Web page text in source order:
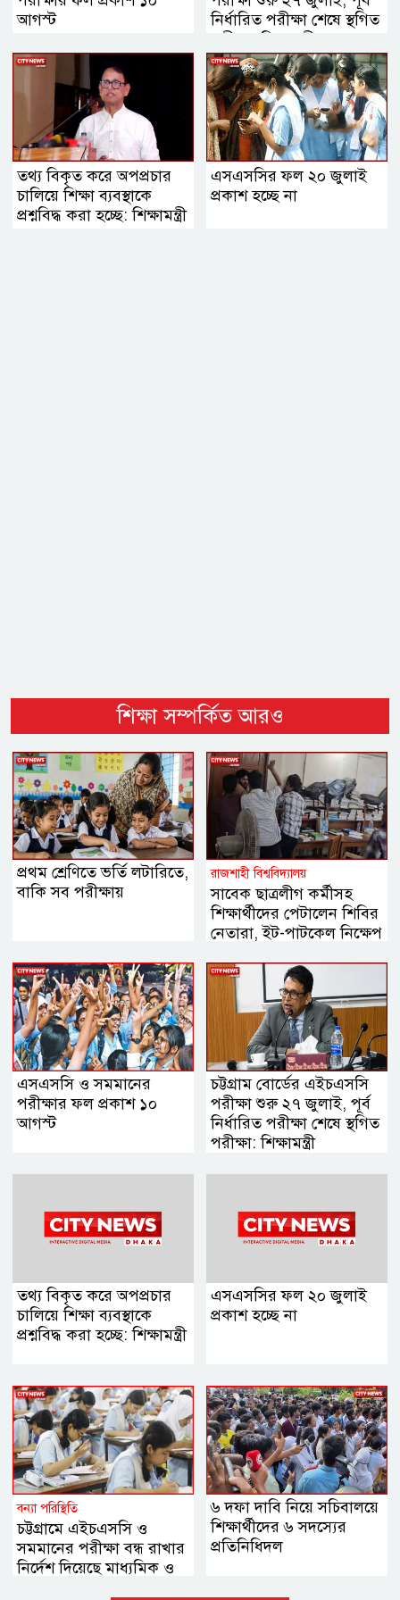
আগস্ট
নির্ধারিত পরীক্ষা শেষে স্থগিত
পরীক্ষা: শিক্ষামন্ত্রী
তথ্য বিকৃত করে অপপ্রচার
চালিয়ে শিক্ষা ব্যবস্থাকে
প্রশ্নবিদ্ধ করা হচ্ছে: শিক্ষামন্ত্রী
এসএসসির ফল ২০ জুলাই
প্রকাশ হচ্ছে না
শিক্ষা সম্পর্কিত আরও
প্রথম শ্রেণিতে ভর্তি লটারিতে,
বাকি সব পরীক্ষায়
রাজশাহী বিশ্ববিদ্যালয়
সাবেক ছাত্রলীগ কর্মীসহ
শিক্ষার্থীদের পেটালেন শিবির
নেতারা, ইট-পাটকেল নিক্ষেপ
এসএসসি ও সমমানের
পরীক্ষার ফল প্রকাশ ১০
আগস্ট
চট্টগ্রাম বোর্ডের এইচএসসি
পরীক্ষা শুরু ২৭ জুলাই, পূর্ব
নির্ধারিত পরীক্ষা শেষে স্থগিত
পরীক্ষা: শিক্ষামন্ত্রী
তথ্য বিকৃত করে অপপ্রচার
চালিয়ে শিক্ষা ব্যবস্থাকে
প্রশ্নবিদ্ধ করা হচ্ছে: শিক্ষামন্ত্রী
এসএসসির ফল ২০ জুলাই
প্রকাশ হচ্ছে না
বন্যা পরিস্থিতি
চট্টগ্রামে এইচএসসি ও
সমমানের পরীক্ষা বন্ধ রাখার
নির্দেশ দিয়েছে মাধ্যমিক ও
৬ দফা দাবি নিয়ে সচিবালয়ে
শিক্ষার্থীদের ৬ সদস্যের
প্রতিনিধিদল